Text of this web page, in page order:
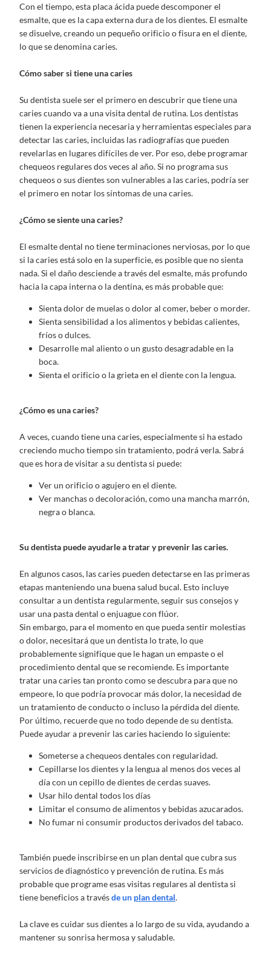
Con el tiempo, esta placa ácida puede descomponer el
esmalte, que es la capa externa dura de los dientes. El esmalte
se disuelve, creando un pequeño orificio o fisura en el diente,
lo que se denomina caries.
Cómo saber si tiene una caries
Su dentista suele ser el primero en descubrir que tiene una
caries cuando va a una visita dental de rutina. Los dentistas
tienen la experiencia necesaria y herramientas especiales para
detectar las caries, incluidas las radiografías que pueden
revelarlas en lugares difíciles de ver. Por eso, debe programar
chequeos regulares dos veces al año. Si no programa sus
chequeos o sus dientes son vulnerables a las caries, podría ser
el primero en notar los síntomas de una caries.
¿Cómo se siente una caries?
El esmalte dental no tiene terminaciones nerviosas, por lo que
si la caries está solo en la superficie, es posible que no sienta
nada. Si el daño desciende a través del esmalte, más profundo
hacia la capa interna o la dentina, es más probable que:
Sienta dolor de muelas o dolor al comer, beber o morder.
Sienta sensibilidad a los alimentos y bebidas calientes,
fríos o dulces.
Desarrolle mal aliento o un gusto desagradable en la
boca.
Sienta el orificio o la grieta en el diente con la lengua.
¿Cómo es una caries?
A veces, cuando tiene una caries, especialmente si ha estado
creciendo mucho tiempo sin tratamiento, podrá verla. Sabrá
que es hora de visitar a su dentista si puede:
Ver un orificio o agujero en el diente.
Ver manchas o decoloración, como una mancha marrón,
negra o blanca.
Su dentista puede ayudarle a tratar y prevenir las caries.
En algunos casos, las caries pueden detectarse en las primeras
etapas manteniendo una buena salud bucal. Esto incluye
consultar a un dentista regularmente, seguir sus consejos y
usar una pasta dental o enjuague con flúor.
Sin embargo, para el momento en que pueda sentir molestias
o dolor, necesitará que un dentista lo trate, lo que
probablemente signifique que le hagan un empaste o el
procedimiento dental que se recomiende. Es importante
tratar una caries tan pronto como se descubra para que no
empeore, lo que podría provocar más dolor, la necesidad de
un tratamiento de conducto o incluso la pérdida del diente.
Por último, recuerde que no todo depende de su dentista.
Puede ayudar a prevenir las caries haciendo lo siguiente:
Someterse a chequeos dentales con regularidad.
Cepillarse los dientes y la lengua al menos dos veces al
día con un cepillo de dientes de cerdas suaves.
Usar hilo dental todos los días
Limitar el consumo de alimentos y bebidas azucarados.
No fumar ni consumir productos derivados del tabaco.
También puede inscribirse en un plan dental que cubra sus
servicios de diagnóstico y prevención de rutina. Es más
probable que programe esas visitas regulares al dentista si
tiene beneficios a travésde un plan dental.
La clave es cuidar sus dientes a lo largo de su vida, ayudando a
mantener su sonrisa hermosa y saludable.